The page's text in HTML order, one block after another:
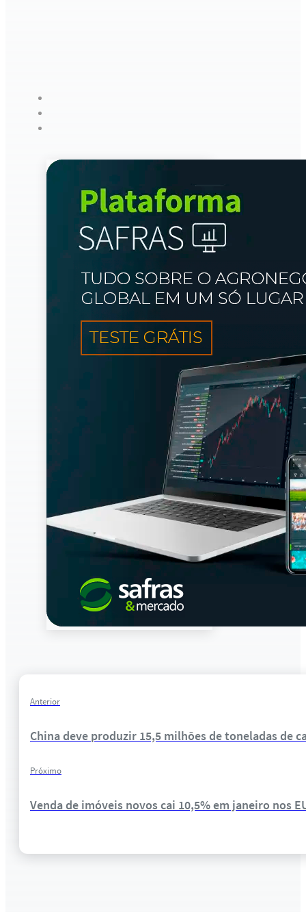
Anterior
China deve produzir 15,5 milhões de toneladas de
Próximo
Venda de imóveis novos cai 10,5% em janeiro nos